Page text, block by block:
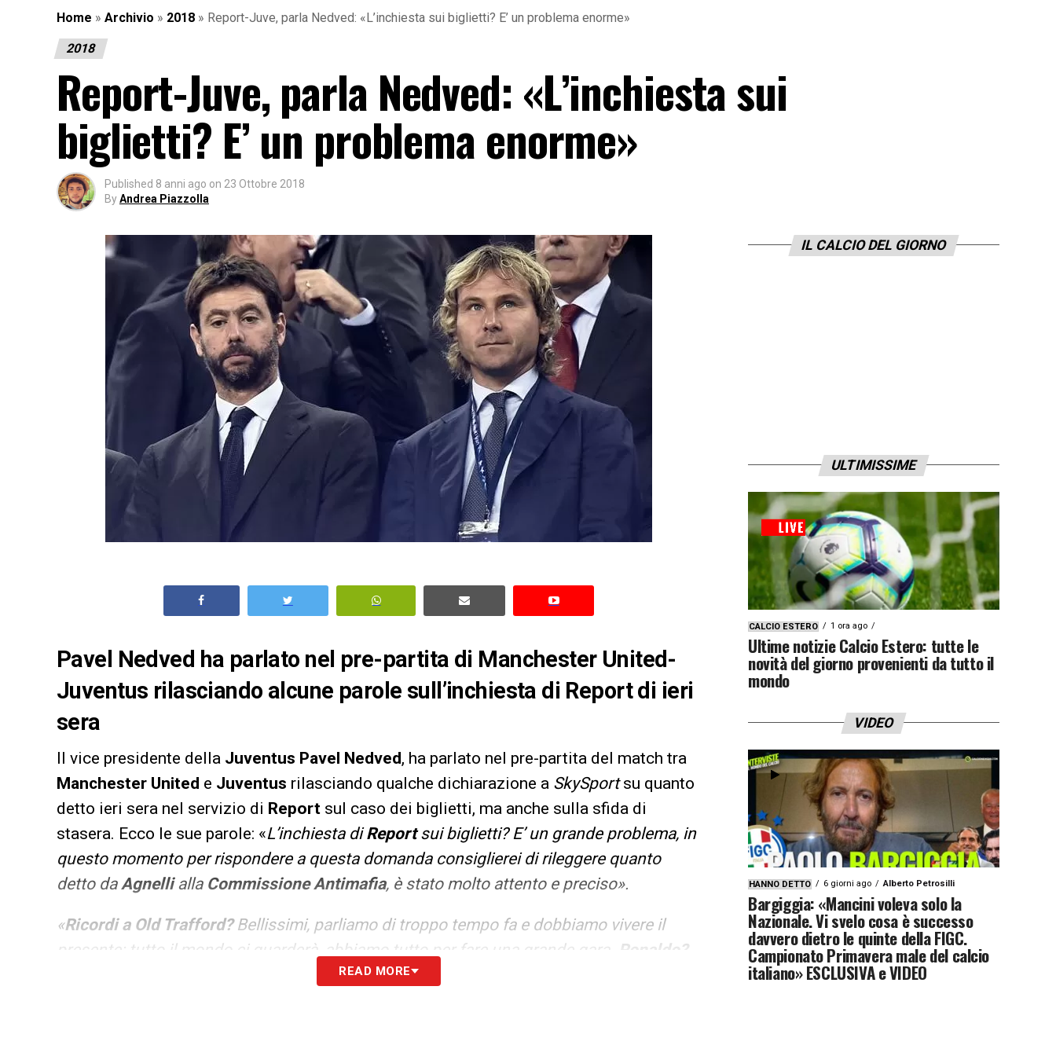
Home » Archivio » 2018 » Report-Juve, parla Nedved: «L’inchiesta sui biglietti? E’ un problema enorme»
2018
Report-Juve, parla Nedved: «L’inchiesta sui
biglietti? E’ un problema enorme»
Published 8 anni ago on 23 Ottobre 2018
ByAndrea Piazzolla
Pavel Nedved ha parlato nel pre-partita di Manchester United-
Juventus rilasciando alcune parole sull’inchiesta di Report di ieri
sera
Il vice presidente della Juventus Pavel Nedved, ha parlato nel pre-partita del match tra
Manchester United e Juventus rilasciando qualche dichiarazione a SkySportsu quanto
detto ieri sera nel servizio di Report sul caso dei biglietti, ma anche sulla sfida di
stasera. Ecco le sue parole: «L’inchiesta diReportsui biglietti? E’ un grande problema, in
questo momento per rispondere a questa domanda consiglierei di rileggere quanto
detto da Agnellialla Commissione Antimafia, è stato molto attento e preciso».
«Ricordi a Old Trafford?Bellissimi, parliamo di troppo tempo fa e dobbiamo vivere il
presente: tutto il mondo ci guarderà, abbiamo tutto per fare una grande gara.
Ronaldo?
Bello per lui tornare qua, dove ha iniziato nel grande calcio: è un grandissimo club, sarà
READ MORE
IL CALCIO DEL GIORNO
ULTIMISSIME
CALCIO ESTERO 1 ora ago
Ultime notizie Calcio Estero: tutte le
novità del giorno provenienti da tutto il
mondo
VIDEO
HANNO DETTO 6 giorni ago Alberto Petrosilli
Bargiggia: «Mancini voleva solo la
Nazionale. Vi svelo cosa è successo
davvero dietro le quinte della FIGC.
Campionato Primavera male del calcio
italiano» ESCLUSIVA e VIDEO